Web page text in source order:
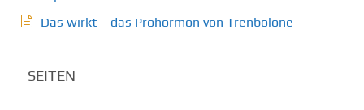
Das wirkt – das Prohormon von Trenbolone
SEITEN